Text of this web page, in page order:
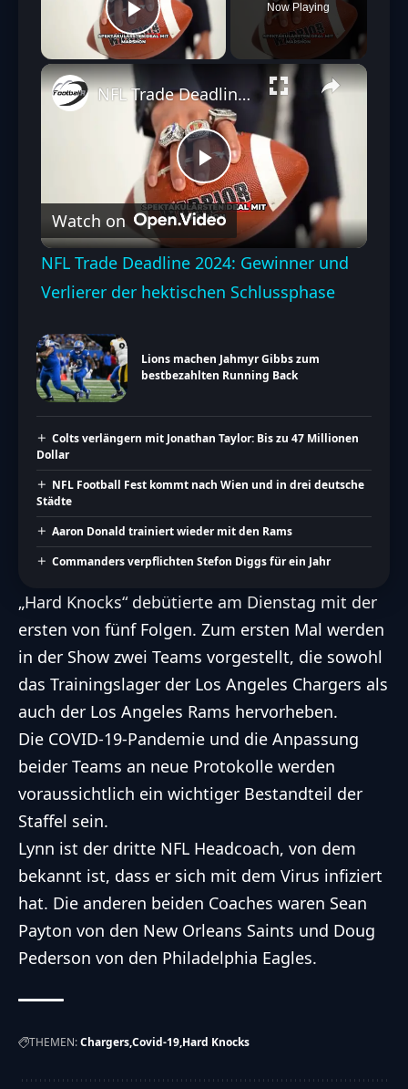
Play Video
Now Playing
Play
Video
NFL Trade Deadline 2024: Gewinner und Verlierer der hektischen Schlussphase
Watch on
NFL Trade Deadline 2024: Gewinner und
Verlierer der hektischen Schlussphase
Lions machen Jahmyr Gibbs zum
bestbezahlten Running Back
Colts verlängern mit Jonathan Taylor: Bis zu 47 Millionen
Dollar
NFL Football Fest kommt nach Wien und in drei deutsche
Städte
Aaron Donald trainiert wieder mit den Rams
Commanders verpflichten Stefon Diggs für ein Jahr
„Hard Knocks“ debütierte am Dienstag mit der
ersten von fünf Folgen. Zum ersten Mal werden
in der Show zwei Teams vorgestellt, die sowohl
das Trainingslager der Los Angeles Chargers als
auch der Los Angeles Rams hervorheben.
Die COVID-19-Pandemie und die Anpassung
beider Teams an neue Protokolle werden
voraussichtlich ein wichtiger Bestandteil der
Staffel sein.
Lynn ist der dritte NFL Headcoach, von dem
bekannt ist, dass er sich mit dem Virus infiziert
hat. Die anderen beiden Coaches waren Sean
Payton von den New Orleans Saints und Doug
Pederson von den Philadelphia Eagles.
THEMEN:ChargersCovid-19 Hard Knocks